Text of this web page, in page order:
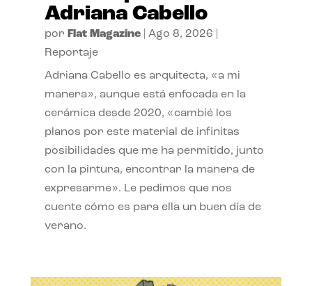
Adriana Cabello
por Flat Magazine| Ago 8, 2026
Reportaje
Adriana Cabello es arquitecta, «a mi
manera», aunque está enfocada en la
cerámica desde 2020, «cambié los
planos por este material de infinitas
posibilidades que me ha permitido, junto
con la pintura, encontrar la manera de
expresarme». Le pedimos que nos
cuente cómo es para ella un buen día de
verano.